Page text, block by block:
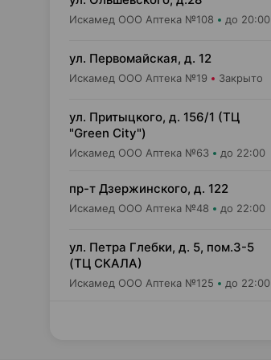
Искамед ООО Аптека №108 до 20:00
ул. Первомайская, д. 12
Искамед ООО Аптека №19 Закрыто
ул. Притыцкого, д. 156/1 (ТЦ
"Green City")
Искамед ООО Аптека №63 до 22:00
пр-т Дзержинского, д. 122
Искамед ООО Аптека №48 до 22:00
ул. Петра Глебки, д. 5, пом.3-5
(ТЦ СКАЛА)
Искамед ООО Аптека №125 до 22:00